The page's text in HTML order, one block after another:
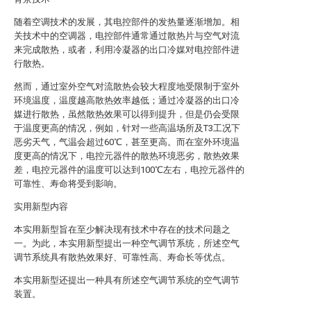
随着空调技术的发展，其电控部件的发热量逐渐增加。相
关技术中的空调器，电控部件通常通过散热片与空气对流
来完成散热，或者，利用冷凝器的出口冷媒对电控部件进
行散热。
然而，通过室外空气对流散热会较大程度地受限制于室外
环境温度，温度越高散热效率越低；通过冷凝器的出口冷
媒进行散热，虽然散热效果可以得到提升，但是仍会受限
于温度更高的情况，例如，针对一些高温场所及T3工况下
恶劣天气，气温会超过60℃，甚至更高。而在室外环境温
度更高的情况下，电控元器件的散热环境恶劣，散热效果
差，电控元器件的温度可以达到100℃左右，电控元器件的
可靠性、寿命将受到影响。
实用新型内容
本实用新型旨在至少解决现有技术中存在的技术问题之
一。为此，本实用新型提出一种空气调节系统，所述空气
调节系统具有散热效果好、可靠性高、寿命长等优点。
本实用新型还提出一种具有所述空气调节系统的空气调节
装置。